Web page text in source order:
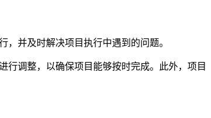
并及时解决项目执行中遇到的问题。
行调整，以确保项目能够按时完成。此外，项目